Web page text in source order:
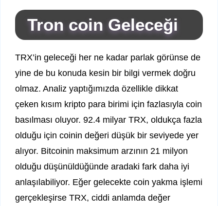
Tron coin Geleceği
TRX’in geleceği her ne kadar parlak görünse de
yine de bu konuda kesin bir bilgi vermek doğru
olmaz. Analiz yaptığımızda özellikle dikkat
çeken kısım kripto para birimi için fazlasıyla coin
basılması oluyor. 92.4 milyar TRX, oldukça fazla
olduğu için coinin değeri düşük bir seviyede yer
alıyor. Bitcoinin maksimum arzının 21 milyon
olduğu düşünüldüğünde aradaki fark daha iyi
anlaşılabiliyor. Eğer gelecekte coin yakma işlemi
gerçekleşirse TRX, ciddi anlamda değer